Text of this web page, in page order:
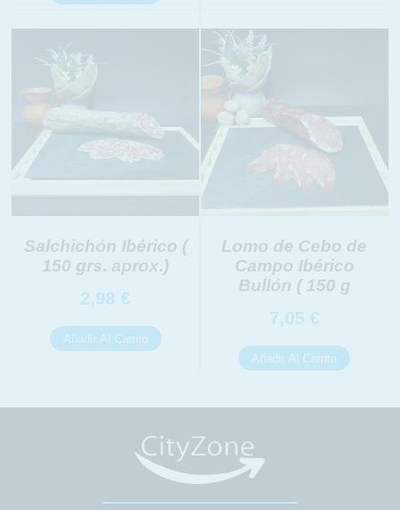
Salchichón Ibérico (
150 grs. aprox.)
2,98 €
Lomo de Cebo de
Campo Ibérico
Bullón ( 150 g
7,05 €